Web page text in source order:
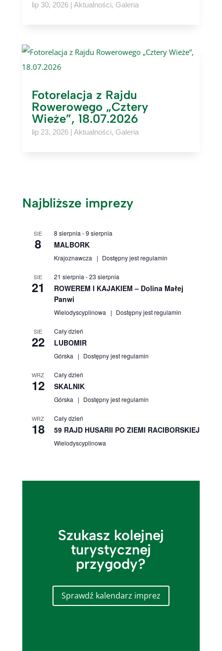
lip 30, 2026| Aktualności, Galeria
Fotorelacja z Rajdu
Rowerowego „Cztery
Wieże”, 18.07.2026
lip 23, 2026| Aktualności, Galeria
Najbliższe imprezy
SIE
8
8 sierpnia-9 sierpnia
MALBORK
Krajoznawcza Dostępny jest regulamin
SIE
21
21 sierpnia-23 sierpnia
ROWEREM I KAJAKIEM – Dolina Małej
Panwi
Wielodyscyplinowa Dostępny jest regulamin
SIE
22
Cały dzień
LUBOMIR
Górska Dostępny jest regulamin
WRZ
12
Cały dzień
SKALNIK
Górska Dostępny jest regulamin
WRZ
18
Cały dzień
59 RAJD HUSARII PO ZIEMI RACIBORSKIEJ
Wielodyscyplinowa
Szukasz kolejnej
turystycznej
przygody?
Sprawdź kalendarz imprez